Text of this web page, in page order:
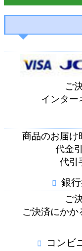
ご
インター
商品のお届け
代金
代引
銀
ご
ご決済にか
コンビ